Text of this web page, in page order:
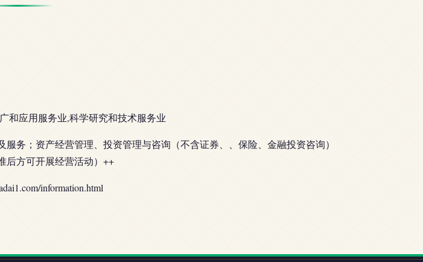
和应用服务业,科学研究和技术服务业
服务；资产经营管理、投资管理与咨询（不含证券、、保险、金融投资咨询）
后方可开展经营活动）++
information.html